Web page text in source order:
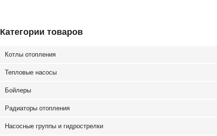
Категории товаров
Котлы отопления
Тепловые насосы
Бойлеры
Радиаторы отопления
Насосные группы и гидрострелки